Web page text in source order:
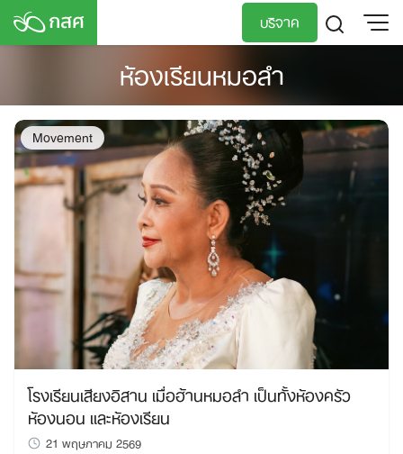
Skip
บริจาค
ห้องเรียนหมอลำ
Movement
โรงเรียนเสียงอิสาน เมื่อฮ้านหมอลำ เป็นทั้งห้องครัว
ห้องนอน และห้องเรียน
21 พฤษภาคม 2569